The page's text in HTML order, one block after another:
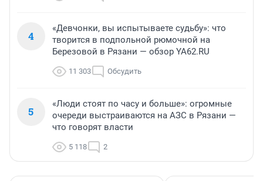
4
«Девчонки, вы испытываете судьбу»: что
творится в подпольной рюмочной на
Березовой в Рязани — обзор YA62.RU
11 303 Обсудить
5
«Люди стоят по часу и больше»: огромные
очереди выстраиваются на АЗС в Рязани —
что говорят власти
5 118 2